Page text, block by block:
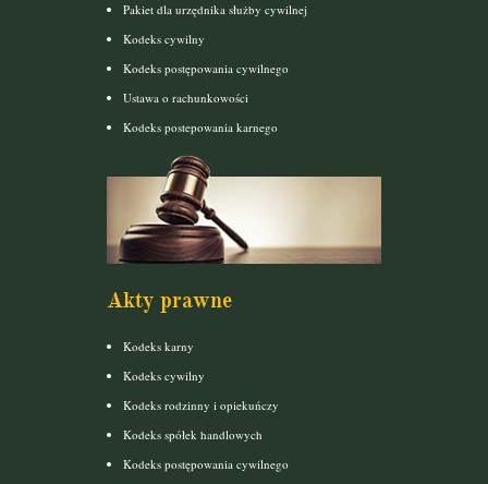
Pakiet dla urzędnika służby cywilnej
Kodeks cywilny
Kodeks postępowania cywilnego
Ustawa o rachunkowości
Kodeks postepowania karnego
Akty prawne
Kodeks karny
Kodeks cywilny
Kodeks rodzinny i opiekuńczy
Kodeks spółek handlowych
Kodeks postępowania cywilnego